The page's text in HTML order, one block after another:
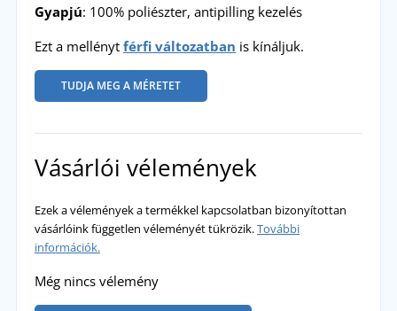
Gyapjú: 100% poliészter, antipilling kezelés
Ezt a mellényt férfi változatban is kínáljuk.
TUDJA MEG A MÉRETET
Vásárlói vélemények
Ezek a vélemények a termékkel kapcsolatban bizonyítottan
vásárlóink független véleményét tükrözik.További
információk.
Még nincs vélemény